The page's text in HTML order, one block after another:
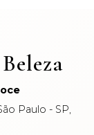
Paulo - SP,